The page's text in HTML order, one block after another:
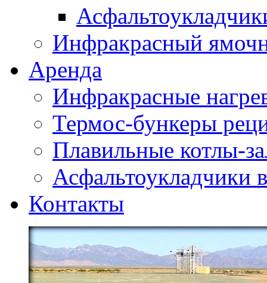
Инфракрасный
Аренда
Инфракрасные
Термос-бункеры
Плавильные котлы-
Асфальтоукладчики
Контакты